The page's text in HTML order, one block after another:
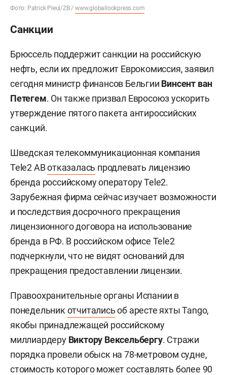
Фото: Patrick Pleul/ZB /www.globallookpress.com
Санкции
Брюссель поддержит санкции на российскую
нефть, если их предложит Еврокомиссия, заявил
сегодня министр финансов Бельгии Винсент ван
Петегем. Он также призвал Евросоюз ускорить
утверждение пятого пакета антироссийских
санкций.
Шведская телекоммуникационная компания
Tele2 ABотказалась продлевать лицензию
бренда российскому оператору Tele2.
Зарубежная фирма сейчас изучает возможности
и последствия досрочного прекращения
лицензионного договора на использование
бренда в РФ. В российском офисе Tele2
подчеркнули, что не видят оснований для
прекращения предоставлении лицензии.
Правоохранительные органы Испании в
понедельник отчиталисьоб аресте яхты Tango,
якобы принадлежащей российскому
миллиардеру Виктору Вексельбергу. Стражи
порядка провели обыск на 78-метровом судне,
стоимость которого может составлять более 90